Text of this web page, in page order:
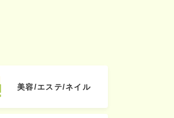
美容/エステ/ネイル